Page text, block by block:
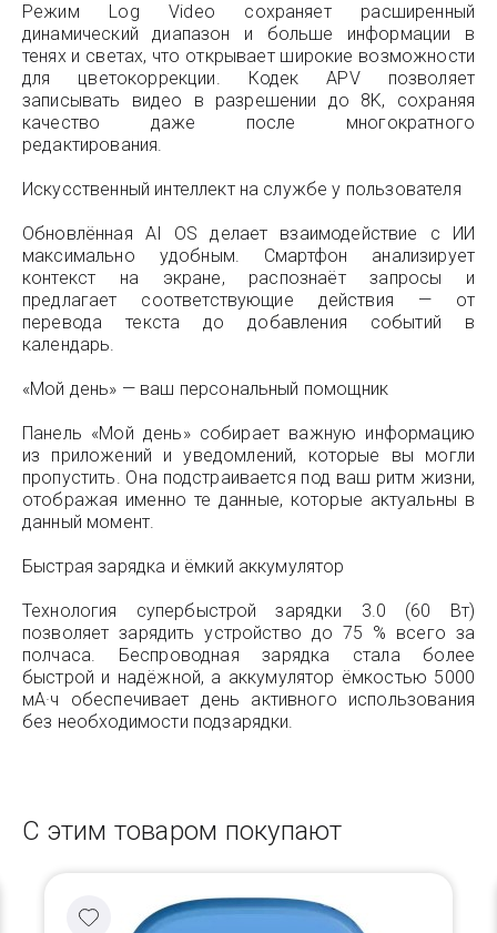
Режим Log Video сохраняет расширенный
динамический диапазон и больше информации в
тенях и светах, что открывает широкие возможности
для цветокоррекции. Кодек APV позволяет
записывать видео в разрешении до 8K, сохраняя
качество даже после многократного
редактирования.
Искусственный интеллект на службе у пользователя
Обновлённая AI OS делает взаимодействие с ИИ
максимально удобным. Смартфон анализирует
контекст на экране, распознаёт запросы и
предлагает соответствующие действия — от
перевода текста до добавления событий в
календарь.
«Мой день» — ваш персональный помощник
Панель «Мой день» собирает важную информацию
из приложений и уведомлений, которые вы могли
пропустить. Она подстраивается под ваш ритм жизни,
отображая именно те данные, которые актуальны в
данный момент.
Быстрая зарядка и ёмкий аккумулятор
Технология супербыстрой зарядки 3.0 (60 Вт)
позволяет зарядить устройство до 75 % всего за
полчаса. Беспроводная зарядка стала более
быстрой и надёжной, а аккумулятор ёмкостью 5000
мА·ч обеспечивает день активного использования
без необходимости подзарядки.
С этим товаром покупают